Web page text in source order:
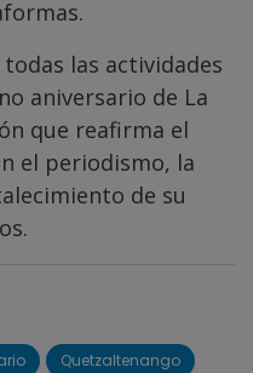
las actividades
aniversario de La
que reafirma el
el periodismo, la
de su
Quetzaltenango